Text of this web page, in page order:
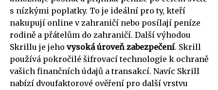
s nízkými poplatky. To je ideální pro ty, kteří
nakupují online v zahraničí nebo posílají peníze
rodině a přátelům do zahraničí. Další výhodou
Skrillu je jeho vysoká úroveň zabezpečení. Skrill
používá pokročilé šifrovací technologie k ochraně
vašich finančních údajů a transakcí. Navíc Skrill
nabízí dvoufaktorové ověření pro další vrstvu